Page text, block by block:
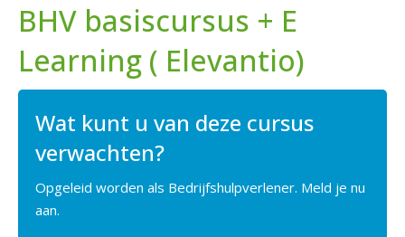
BHV basiscursus + E
Learning ( Elevantio)
Wat kunt u van deze cursus
verwachten?
Opgeleid worden als Bedrijfshulpverlener. Meld je nu
aan.